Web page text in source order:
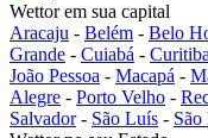
Wettor em sua capital
Aracaju - Belém - Belo
Grande - Cuiabá - Curitiba
João Pessoa - Macapá -
Alegre - Porto Velho -
Salvador- São Luís - São